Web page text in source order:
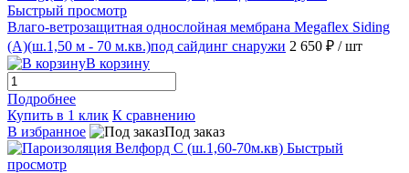
Быстрый просмотр
Влаго-ветрозащитная однослойная мембрана Megaflex Siding
(А)(ш.1,50 м - 70 м.кв.)под сайдинг снаружи 2 650 ₽ / шт
В корзину
Подробнее
Купить в 1 клик К сравнению
В избранное
Под заказ
Быстрый
просмотр